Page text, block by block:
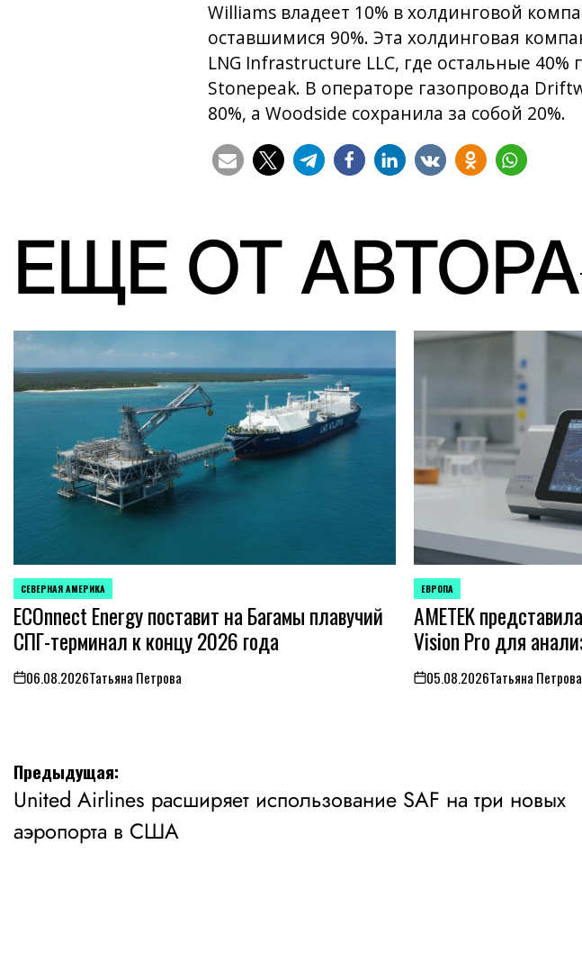
Williams владеет 10% в холдинговой
оставшимися 90%. Эта холдинговая
LNG Infrastructure LLC, где остальные
Stonepeak. В операторе газопровода
80%, а Woodside сохранила за собой 20%.
ЕЩЕ ОТ АВТОРА
ОПУБЛИКОВАНО
В
СЕВЕРНАЯ АМЕРИКА
ECOnnect Energy поставит на Багамы плавучий
СПГ-терминал к концу 2026 года
on06.08.2026Татьяна Петрова
ОПУБЛИКОВАНО
В
ЕВРОПА
AMETEK
Vision Pro для
on05.08.2026Татьяна Петрова
Навигация
по
записям
Предыдущая:
United Airlines расширяет использование SAF на три новых
аэропорта в США